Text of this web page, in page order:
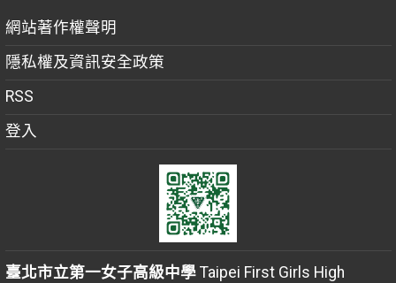
網站著作權聲明
隱私權及資訊安全政策
RSS
登入
臺北市立第一女子高級中學Taipei First Girls High